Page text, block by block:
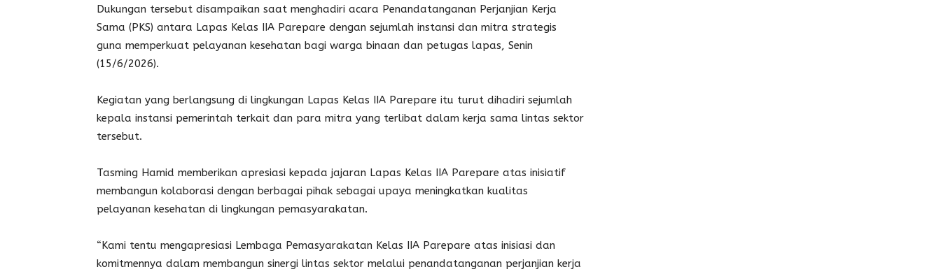
Dukungan tersebut disampaikan saat menghadiri acara Penandatanganan Perjanjian Kerja
Sama (PKS) antara Lapas Kelas IIA Parepare dengan sejumlah instansi dan mitra strategis
guna memperkuat pelayanan kesehatan bagi warga binaan dan petugas lapas, Senin
(15/6/2026).
Kegiatan yang berlangsung di lingkungan Lapas Kelas IIA Parepare itu turut dihadiri sejumlah
kepala instansi pemerintah terkait dan para mitra yang terlibat dalam kerja sama lintas sektor
tersebut.
Tasming Hamid memberikan apresiasi kepada jajaran Lapas Kelas IIA Parepare atas inisiatif
membangun kolaborasi dengan berbagai pihak sebagai upaya meningkatkan kualitas
pelayanan kesehatan di lingkungan pemasyarakatan.
“Kami tentu mengapresiasi Lembaga Pemasyarakatan Kelas IIA Parepare atas inisiasi dan
komitmennya dalam membangun sinergi lintas sektor melalui penandatanganan perjanjian kerja